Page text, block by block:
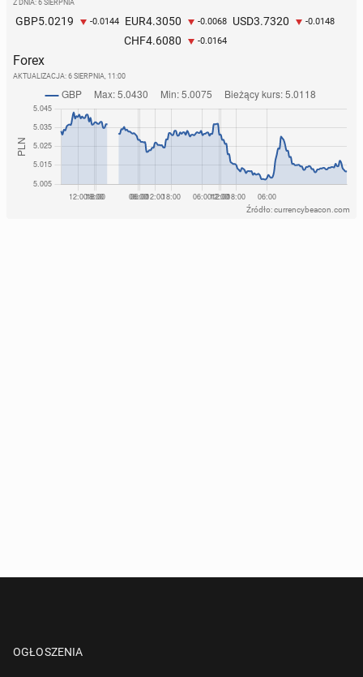
Z DNIA: 6 SIERPNIA
GBP5.0219 -0.0144 EUR4.3050 -0.0068 USD3.7320 -0.0148
CHF4.6080 -0.0164
Forex
AKTUALIZACJA: 6 SIERPNIA, 11:00
Źródło: currencybeacon.com
OGŁOSZENIA